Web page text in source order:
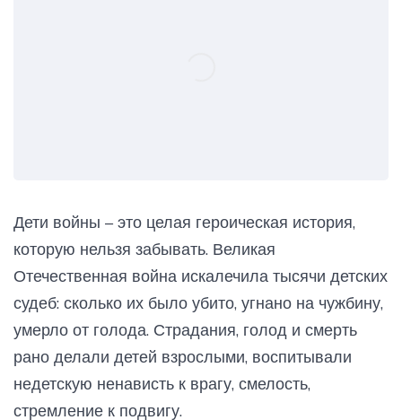
Дети войны – это целая героическая история,
которую нельзя забывать. Великая
Отечественная война искалечила тысячи детских
судеб: сколько их было убито, угнано на чужбину,
умерло от голода. Страдания, голод и смерть
рано делали детей взрослыми, воспитывали
недетскую ненависть к врагу, смелость,
стремление к подвигу.